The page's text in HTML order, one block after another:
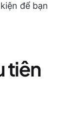
để bạn
tiên